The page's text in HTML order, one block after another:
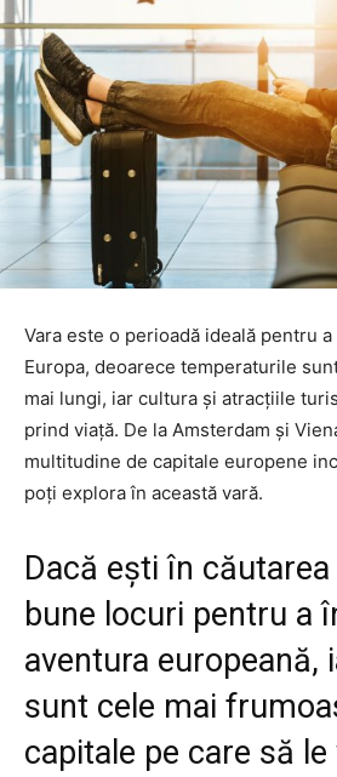
Vara este o perioadă ideală pentru
Europa, deoarece temperaturile
mai lungi, iar cultura și atracțiile
prind viață. De la Amsterdam și
multitudine de capitale europene
poți explora în această vară.
Dacă ești în
bune locuri pentru a
aventura europeană,
sunt cele mai
capitale pe care să le